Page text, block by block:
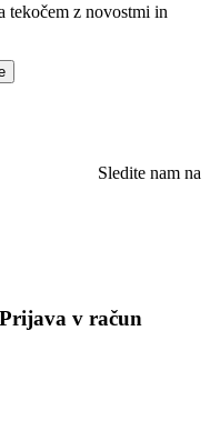
tekočem z novostmi in
Sledite nam na
Prijava v račun